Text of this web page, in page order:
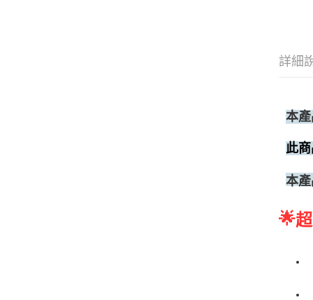
詳細
本
此
本
🌟